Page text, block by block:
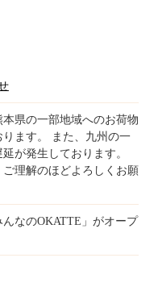
県の一部地域へのお荷物
ます。
また、九州の一
が発生しております。
理解のほどよろしくお願
なのOKATTE」がオープ